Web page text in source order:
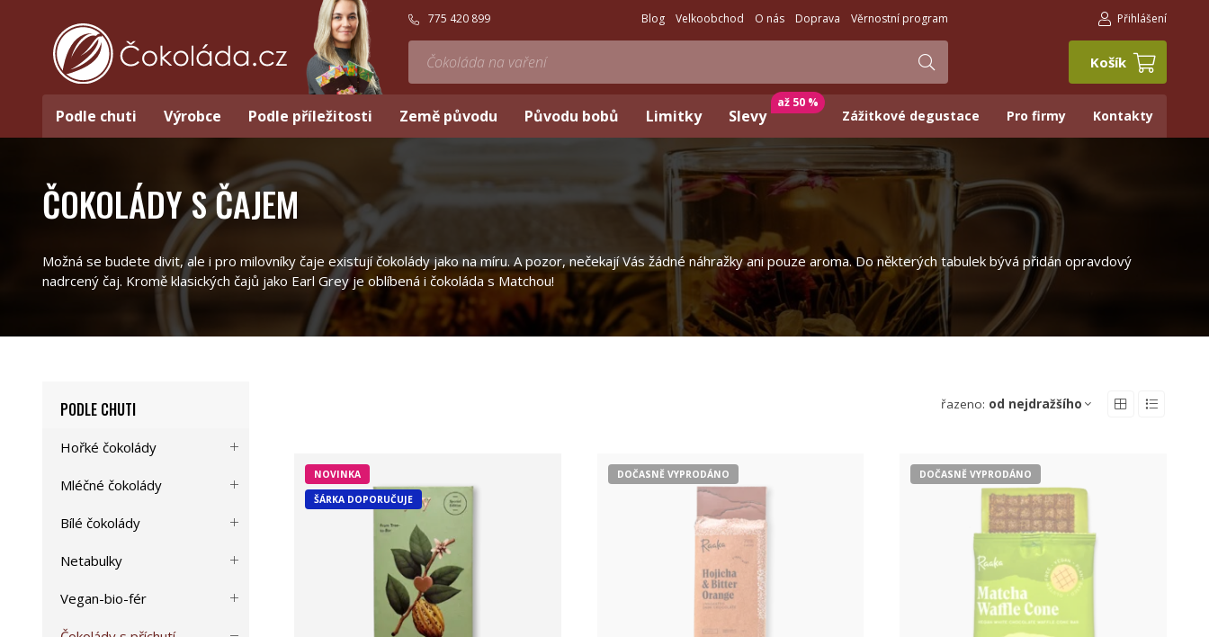
775 420 899 Blog Velkoobchod O nás Doprava Věrnostní program Přihlášení
Košík
Podle chuti Výrobce Podle příležitosti Země původu Původu bobů Limitky Slevy
až 50 %
Zážitkové degustace Pro firmy Kontakty
ČOKOLÁDY S ČAJEM
Možná se budete divit, ale i pro milovníky čaje existují čokolády jako na míru. A pozor, nečekají Vás žádné náhražky ani pouze aroma. Do některých tabulek bývá přidán opravdový
nadrcený čaj. Kromě klasických čajů jako Earl Grey je oblíbená i čokoláda s Matchou!
řazeno: od nejdražšího
NOVINKA
ŠÁRKA DOPORUČUJE
DOČASNĚ VYPRODÁNO DOČASNĚ VYPRODÁNO
PODLE CHUTI
Hořké čokolády
Mléčné čokolády
Bílé čokolády
Netabulky
Vegan-bio-fér